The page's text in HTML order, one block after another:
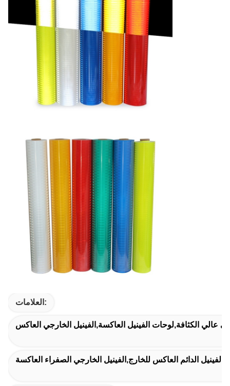
العلامات:
عالي الكثافة,لوحات الفينيل العاكسة,الفينيل الخارجي العاكس
الدائم العاكس للخارج,الفينيل الخارجي الصفراء العاكسة